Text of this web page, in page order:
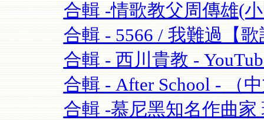
合輯 -情歌教父周傳雄(
合輯 - 5566 / 我難過【
合輯 - 西川貴教 -
合輯 - After School - （
合輯 -慕尼黑知名作曲家